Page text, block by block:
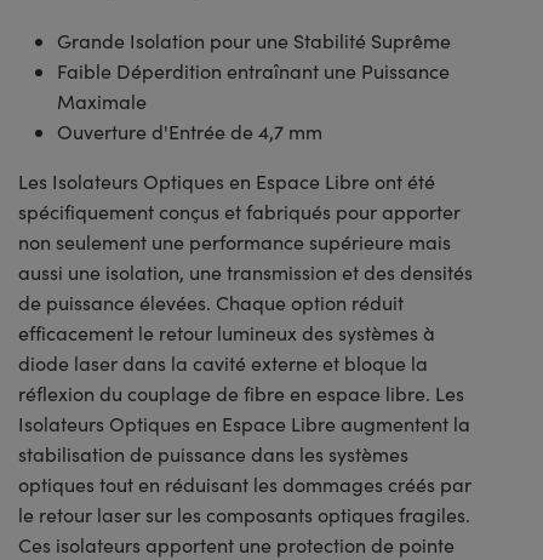
Grande Isolation pour une Stabilité Suprême
Faible Déperdition entraînant une Puissance
Maximale
Ouverture d'Entrée de 4,7 mm
Les Isolateurs Optiques en Espace Libre ont été
spécifiquement conçus et fabriqués pour apporter
non seulement une performance supérieure mais
aussi une isolation, une transmission et des densités
de puissance élevées. Chaque option réduit
efficacement le retour lumineux des systèmes à
diode laser dans la cavité externe et bloque la
réflexion du couplage de fibre en espace libre. Les
Isolateurs Optiques en Espace Libre augmentent la
stabilisation de puissance dans les systèmes
optiques tout en réduisant les dommages créés par
le retour laser sur les composants optiques fragiles.
Ces isolateurs apportent une protection de pointe